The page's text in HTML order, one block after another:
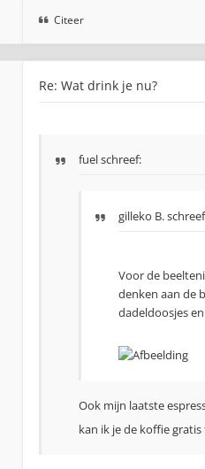
Citeer
Re: Wat drink je nu?
fuel schreef:
gilleko B.
Voor de
denken aan de
dadeldoosjes
Ook mijn laatste
kan ik je de koffie